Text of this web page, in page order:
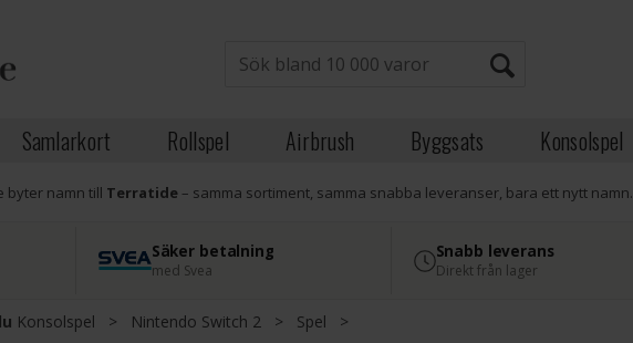
Samlarkort Rollspel Airbrush Byggsats Konsolspel
byter namn till Terratide– samma sortiment, samma snabba leveranser, bara ett nytt namn.
Säker betalning
med Svea
Snabb leverans
Direkt från lager
Konsolspel > Nintendo Switch 2 > Spel >